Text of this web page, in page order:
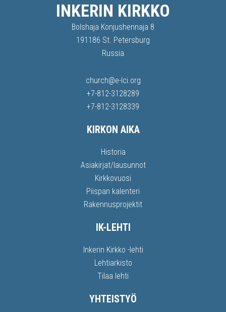
INKERIN KIRKKO
Bolshaja Konjushennaja 8
191186 St. Petersburg
Russia
church@e-lci.org
+7-812-3128289
+7-812-3128339
KIRKON AIKA
Historia
Asiakirjat/lausunnot
Kirkkovuosi
Piispan kalenteri
Rakennusprojektit
IK-LEHTI
Inkerin Kirkko -lehti
Lehtiarkisto
Tilaa lehti
YHTEISTYÖ